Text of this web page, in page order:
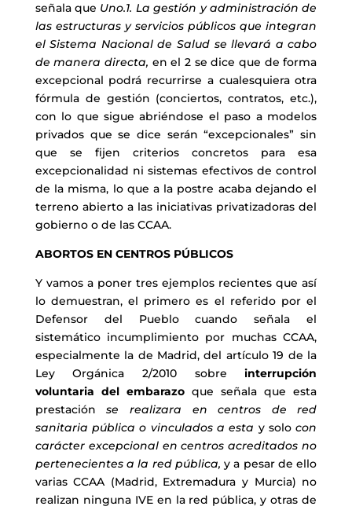
señala que Uno.1. La gestión y administración de
las estructuras y servicios públicos que integran
el Sistema Nacional de Salud se llevará a cabo
de manera directa, en el 2 se dice que de forma
excepcional podrá recurrirse a cualesquiera otra
fórmula de gestión (conciertos, contratos, etc.),
con lo que sigue abriéndose el paso a modelos
privados que se dice serán “excepcionales” sin
que se fijen criterios concretos para esa
excepcionalidad ni sistemas efectivos de control
de la misma, lo que a la postre acaba dejando el
terreno abierto a las iniciativas privatizadoras del
gobierno o de las CCAA.
ABORTOS EN CENTROS PÚBLICOS
Y vamos a poner tres ejemplos recientes que así
lo demuestran, el primero es el referido por el
Defensor del Pueblo cuando señala el
sistemático incumplimiento por muchas CCAA,
especialmente la de Madrid, del artículo 19 de la
Ley Orgánica 2/2010 sobreinterrupción
voluntaria del embarazoque señala que esta
prestaciónse realizara en centros de red
sanitaria pública o vinculados a esta y solocon
carácter excepcional en centros acreditados no
pertenecientes a la red pública,y a pesar de ello
varias CCAA (Madrid, Extremadura y Murcia) no
realizan ninguna IVE en la red pública, y otras de